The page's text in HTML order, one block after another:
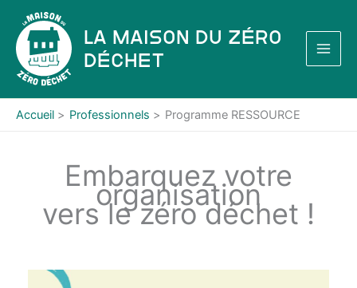
contenu
La Maison du Zéro
Déchet
Accueil Professionnels Programme RESSOURCE
Embarquez votre
organisation
vers le zéro déchet !